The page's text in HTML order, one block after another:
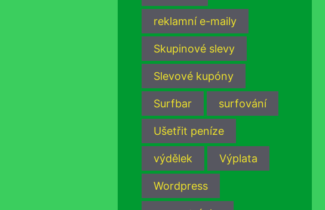
reklamní e-maily
Skupinové slevy
Slevové kupóny
Surfbar surfování
Ušetřit peníze
výdělek Výplata
Wordpress